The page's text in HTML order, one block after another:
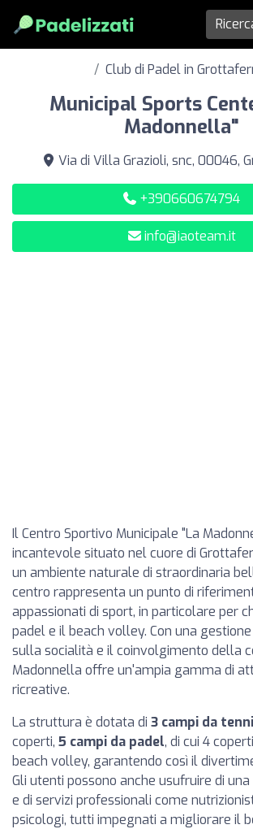
Club di Padel in
Municipal Sports
Madonnella"
Via di Villa Grazioli, snc, 00046,
+390660674794
info@iaoteam.it
Il Centro Sportivo Municipale "La
incantevole situato nel cuore di
un ambiente naturale di straordinaria
centro rappresenta un punto di
appassionati di sport, in particolare per
padel e il beach volley. Con una
sulla socialità e il coinvolgimento della
Madonnella offre un'ampia gamma di
ricreative.
La struttura è dotata di 3 campi da
coperti, 5 campi da padel, di cui 4
beach volley, garantendo così il
Gli utenti possono anche usufruire di
e di servizi professionali come
psicologi, tutti impegnati a migliorare il